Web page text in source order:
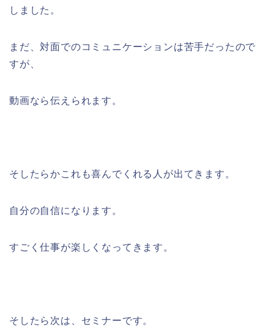
しました。
まだ、対面でのコミュニケーションは苦手だったので
すが、
動画なら伝えられます。
そしたらかこれも喜んでくれる人が出てきます。
自分の自信になります。
すごく仕事が楽しくなってきます。
そしたら次は、セミナーです。